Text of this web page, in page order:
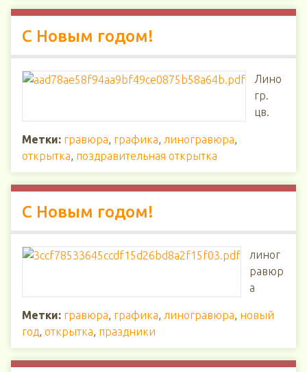
С Новым годом!
Лино
гр.
цв.
Метки: гравюра, графика, линогравюра,
открытка, поздравительная открытка
С Новым годом!
линог
равюр
а
Метки: гравюра, графика, линогравюра, новый
год, открытка, праздники